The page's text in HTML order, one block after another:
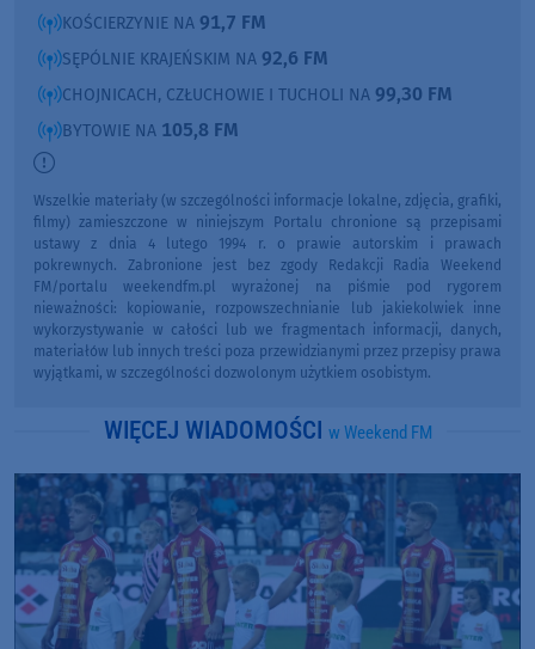
KOŚCIERZYNIE NA 91,7 FM
SĘPÓLNIE KRAJEŃSKIM NA 92,6 FM
CHOJNICACH, CZŁUCHOWIE I TUCHOLI NA 99,30 FM
BYTOWIE NA 105,8 FM
Wszelkie materiały (w szczególności informacje lokalne, zdjęcia, grafiki,
filmy) zamieszczone w niniejszym Portalu chronione są przepisami
ustawy z dnia 4 lutego 1994 r. o prawie autorskim i prawach
pokrewnych. Zabronione jest bez zgody Redakcji Radia Weekend
FM/portalu weekendfm.pl wyrażonej na piśmie pod rygorem
nieważności: kopiowanie, rozpowszechnianie lub jakiekolwiek inne
wykorzystywanie w całości lub we fragmentach informacji, danych,
materiałów lub innych treści poza przewidzianymi przez przepisy prawa
wyjątkami, w szczególności dozwolonym użytkiem osobistym.
WIĘCEJ WIADOMOŚCI w Weekend FM